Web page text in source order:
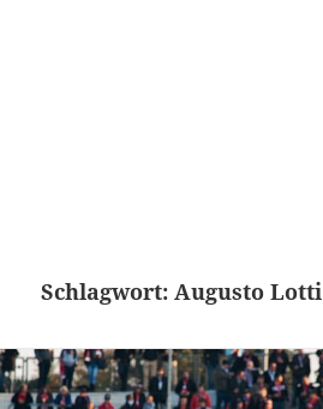
Schlagwort:Augusto Lotti